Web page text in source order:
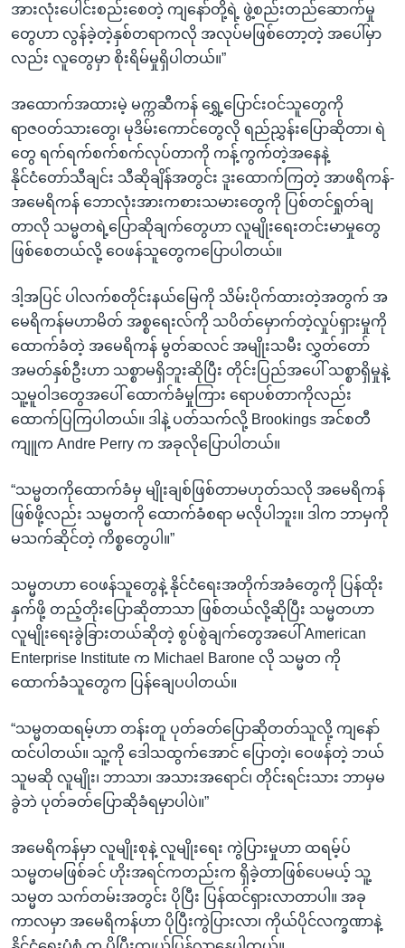
အားလုံးပေါင်းစည်းစေတဲ့ ကျနော်တို့ရဲ့ ဖွဲ့စည်းတည်ဆောက်မှု
တွေဟာ လွန်ခဲ့တဲ့နှစ်တရာကလို အလုပ်မဖြစ်တော့တဲ့ အပေါ်မှာ
လည်း လူတွေမှာ စိုးရိမ်မှုရှိပါတယ်။”
အထောက်အထားမဲ့ မက္ကဆီကန် ရွှေ့ပြောင်းဝင်သူတွေကို
ရာဇဝတ်သားတွေ၊ မုဒိမ်းကောင်တွေလို ရည်ညွှန်းပြောဆိုတာ၊ ရဲ
တွေ ရက်ရက်စက်စက်လုပ်တာကို ကန့်ကွက်တဲ့အနေနဲ့
နိုင်ငံတော်သီချင်း သီဆိုချိန်အတွင်း ဒူးထောက်ကြတဲ့ အာဖရိကန်-
အမေရိကန် ဘောလုံးအားကစားသမားတွေကို ပြစ်တင်ရှုတ်ချ
တာလို သမ္မတရဲ့ပြောဆိုချက်တွေဟာ လူမျိုးရေးတင်းမာမှုတွေ
ဖြစ်စေတယ်လို့ ဝေဖန်သူတွေကပြောပါတယ်။
ဒါ့အပြင် ပါလက်စတိုင်းနယ်မြေကို သိမ်းပိုက်ထားတဲ့အတွက် အ
မေရိကန်မဟာမိတ် အစ္စရေးလ်ကို သပိတ်မှောက်တဲ့လှုပ်ရှားမှုကို
ထောက်ခံတဲ့ အမေရိကန် မွတ်ဆလင် အမျိုးသမီး လွှတ်တော်
အမတ်နှစ်ဦးဟာ သစ္စာမရှိဘူးဆိုပြီး တိုင်းပြည်အပေါ် သစ္စာရှိမှုနဲ့
သူ့မူဝါဒတွေအပေါ် ထောက်ခံမှုကြား ရောပစ်တာကိုလည်း
ထောက်ပြကြပါတယ်။ ဒါနဲ့ ပတ်သက်လို့ Brookings အင်စတီ
ကျူက Andre Perry က အခုလိုပြောပါတယ်။
“သမ္မတကိုထောက်ခံမှ မျိုးချစ်ဖြစ်တာမဟုတ်သလို အမေရိကန်
ဖြစ်ဖို့လည်း သမ္မတကို ထောက်ခံစရာ မလိုပါဘူး။ ဒါက ဘာမှကို
မသက်ဆိုင်တဲ့ ကိစ္စတွေပါ။”
သမ္မတဟာ ဝေဖန်သူတွေနဲ့ နိုင်ငံရေးအတိုက်အခံတွေကို ပြန်ထိုး
နှက်ဖို့ တည့်တိုးပြောဆိုတာသာ ဖြစ်တယ်လို့ဆိုပြီး သမ္မတဟာ
လူမျိုးရေးခွဲခြားတယ်ဆိုတဲ့ စွပ်စွဲချက်တွေအပေါ် American
Enterprise Institute က Michael Barone လို သမ္မတ ကို
ထောက်ခံသူတွေက ပြန်ချေပပါတယ်။
“သမ္မတထရမ့်ဟာ တန်းတူ ပုတ်ခတ်ပြောဆိုတတ်သူလို့ ကျနော်
ထင်ပါတယ်။ သူ့ကို ဒေါသထွက်အောင် ပြောတဲ့၊ ဝေဖန်တဲ့ ဘယ်
သူမဆို လူမျိုး၊ ဘာသာ၊ အသားအရောင်၊ တိုင်းရင်းသား ဘာမှမ
ခွဲဘဲ ပုတ်ခတ်ပြောဆိုခံရမှာပါပဲ။”
အမေရိကန်မှာ လူမျိုးစုနဲ့ လူမျိုးရေး ကွဲပြားမှုဟာ ထရမ့်ပ်
သမ္မတမဖြစ်ခင် ဟိုးအရင်ကတည်းက ရှိခဲ့တာဖြစ်ပေမယ့် သူ့
သမ္မတ သက်တမ်းအတွင်း ပိုပြီး ပြန်ထင်ရှားလာတာပါ။ အခု
ကာလမှာ အမေရိကန်ဟာ ပိုပြီးကွဲပြားလာ၊ ကိုယ်ပိုင်လက္ခဏာနဲ့